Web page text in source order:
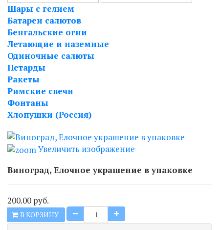
Шары с гелием
Батареи салютов
Бенгальские огни
Летающие и наземные
Одиночные салюты
Петарды
Ракеты
Римские свечи
Фонтаны
Хлопушки (Россия)
Увеличить изображение
Виноград, Елочное украшение в упаковке
200.00 руб.
В КОРЗИНУ